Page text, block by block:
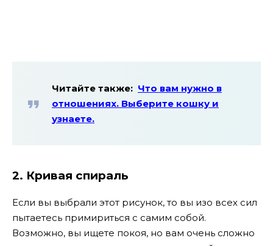
Читайте также: Что вам нужно в
отношениях. Выберите кошку и
узнаете.
2. Кривая спираль
Если вы выбрали этот рисунок, то вы изо всех сил
пытаетесь примириться с самим собой.
Возможно, вы ищете покоя, но вам очень сложно